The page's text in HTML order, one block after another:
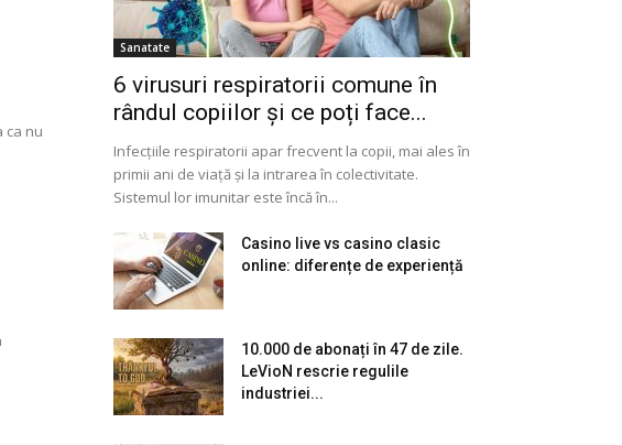
ca nu
Sanatate
6 virusuri respiratorii comune în
rândul copiilor și ce poți face...
Infecțiile respiratorii apar frecvent la copii, mai ales în
primii ani de viață și la intrarea în colectivitate.
Sistemul lor imunitar este încă în...
Casino live vs casino clasic
online: diferențe de experiență
10.000 de abonați în 47 de zile.
LeVioN rescrie regulile
industriei...